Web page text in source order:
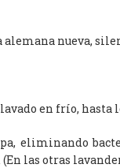
nueva,
en frío, hasta
eliminando
las otras